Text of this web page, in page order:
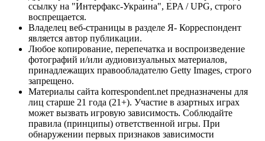
ссылку на "Интерфакс-Украина", EPA / UPG, строго
воспрещается.
Владелец веб-страницы в разделе Я- Корреспондент
является автор публикации.
Любое копирование, перепечатка и воспроизведение
фотографий и/или аудиовизуальных материалов,
принадлежащих правообладателю Getty Images, строго
запрещено.
Материалы сайта korrespondent.net предназначены для
лиц старше 21 года (21+). Участие в азартных играх
может вызвать игровую зависимость. Соблюдайте
правила (принципы) ответственной игры. При
обнаружении первых признаков зависимости